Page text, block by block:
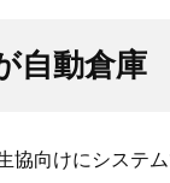
自動倉庫
向けにシステ